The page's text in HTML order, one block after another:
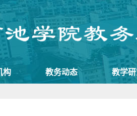
构 教务动态 教学